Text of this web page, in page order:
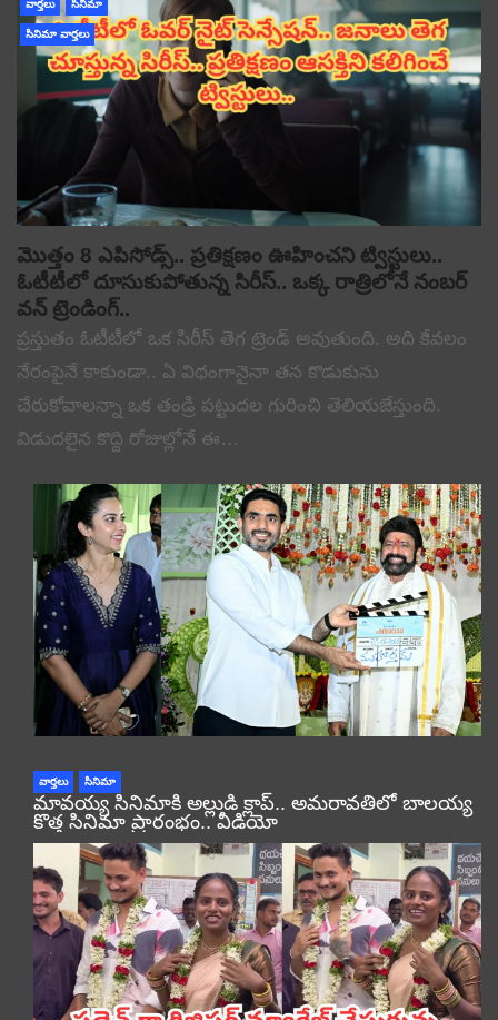
వార్తలు సినిమా
సినిమా వార్తలు
మొత్తం 8 ఎపిసోడ్స్.. ప్రతిక్షణం ఊహించని ట్విస్టులు..
ఓటీటీలో దూసుకుపోతున్న సిరీస్.. ఒక్క రాత్రిలోనే నంబర్
వన్ ట్రెండింగ్..
ప్రస్తుతం ఓటీటీలో ఒక సిరీస్ తెగ ట్రెండ్ అవుతుంది. అది కేవలం
నేరంపైనే కాకుండా.. ఏ విధంగానైనా తన కొడుకును
చేరుకోవాలన్నా ఒక తండ్రి పట్టుదల గురించి తెలియజేస్తుంది.
విడుదలైన కొద్ది రోజుల్లోనే ఈ…
వార్తలు సినిమా
మావయ్య సినిమాకి అల్లుడి క్లాప్.. అమరావతిలో బాలయ్య
కొత్త సినిమా ప్రారంభం.. వీడియో